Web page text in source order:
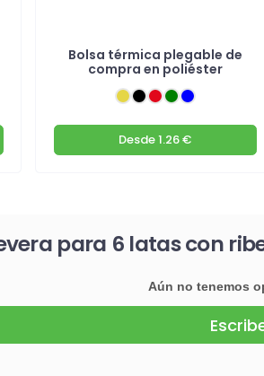
Bolsa térmica plegable de
compra en poliéster
Desde1.26 €
para 6 latas con
Aún no tenemos